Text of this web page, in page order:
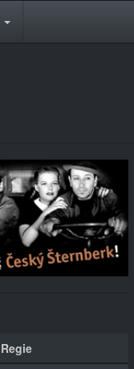
Regie